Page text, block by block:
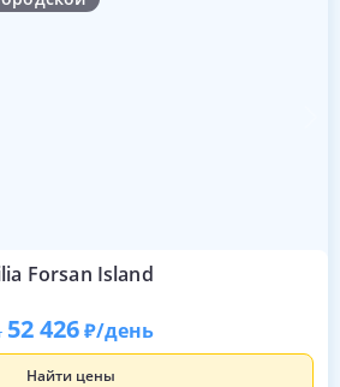
Forsan Island
52 426 /день
Найти цены